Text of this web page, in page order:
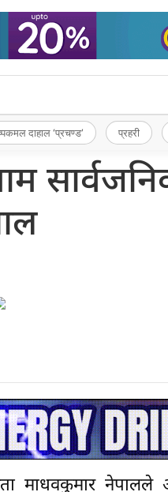
दाहाल ‘प्रचण्ड’ प्रहरी
नेपालले